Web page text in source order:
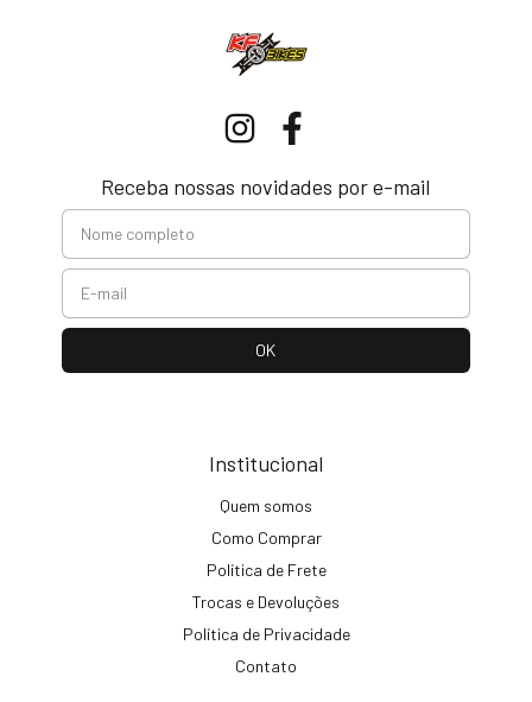
Receba nossas novidades por e-mail
Institucional
Quem somos
Como Comprar
Política de Frete
Trocas e Devoluções
Política de Privacidade
Contato